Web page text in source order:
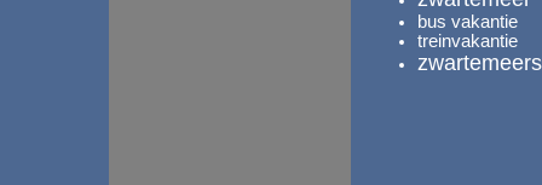
bus vakantie
treinvakantie